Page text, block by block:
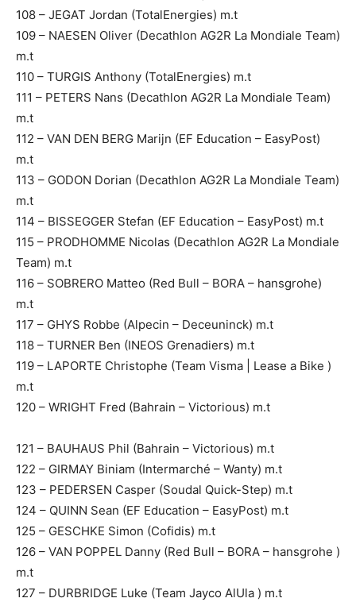
108 – JEGAT Jordan (TotalEnergies) m.t
109 – NAESEN Oliver (Decathlon AG2R La Mondiale Team)
m.t
110 – TURGIS Anthony (TotalEnergies) m.t
111 – PETERS Nans (Decathlon AG2R La Mondiale Team)
m.t
112 – VAN DEN BERG Marijn (EF Education – EasyPost)
m.t
113 – GODON Dorian (Decathlon AG2R La Mondiale Team)
m.t
114 – BISSEGGER Stefan (EF Education – EasyPost) m.t
115 – PRODHOMME Nicolas (Decathlon AG2R La Mondiale
Team) m.t
116 – SOBRERO Matteo (Red Bull – BORA – hansgrohe)
m.t
117 – GHYS Robbe (Alpecin – Deceuninck) m.t
118 – TURNER Ben (INEOS Grenadiers) m.t
119 – LAPORTE Christophe (Team Visma | Lease a Bike )
m.t
120 – WRIGHT Fred (Bahrain – Victorious) m.t
121 – BAUHAUS Phil (Bahrain – Victorious) m.t
122 – GIRMAY Biniam (Intermarché – Wanty) m.t
123 – PEDERSEN Casper (Soudal Quick-Step) m.t
124 – QUINN Sean (EF Education – EasyPost) m.t
125 – GESCHKE Simon (Cofidis) m.t
126 – VAN POPPEL Danny (Red Bull – BORA – hansgrohe )
m.t
127 – DURBRIDGE Luke (Team Jayco AlUla ) m.t